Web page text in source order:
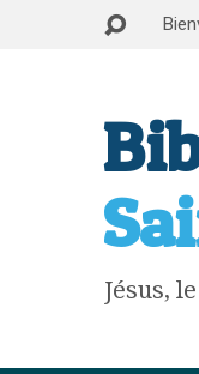
Jésus,